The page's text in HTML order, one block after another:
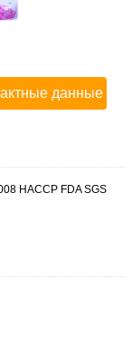
данные
HACCP FDA SGS